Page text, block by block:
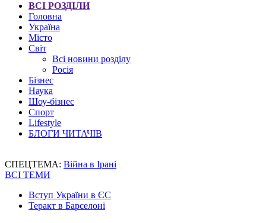
ВСІ РОЗДІЛИ
Головна
Україна
Місто
Світ
Всі новини розділу
Росія
Бізнес
Наука
Шоу-бізнес
Спорт
Lifestyle
БЛОГИ ЧИТАЧІВ
СПЕЦТЕМА: Війна в Ірані
ВСІ ТЕМИ
Вступ України в ЄС
Теракт в Барселоні